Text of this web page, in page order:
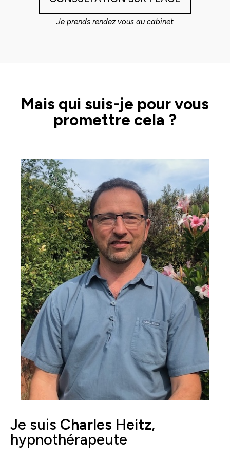
Je prends rendez vous au cabinet
Mais qui suis-je pour vous
promettre cela ?
Je suis Charles Heitz,
hypnothérapeute